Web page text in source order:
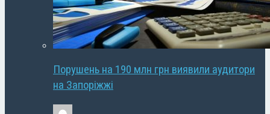
Порушень на 190 млн грн виявили аудитори
на Запоріжжі